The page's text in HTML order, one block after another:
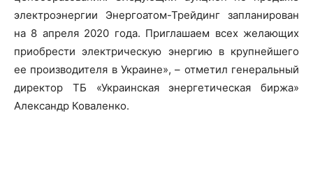
электроэнергии Энергоатом-Трейдинг запланирован
на 8 апреля 2020 года. Приглашаем всех желающих
приобрести электрическую энергию в крупнейшего
ее производителя в Украине», – отметил генеральный
директор ТБ «Украинская энергетическая биржа»
Александр Коваленко.